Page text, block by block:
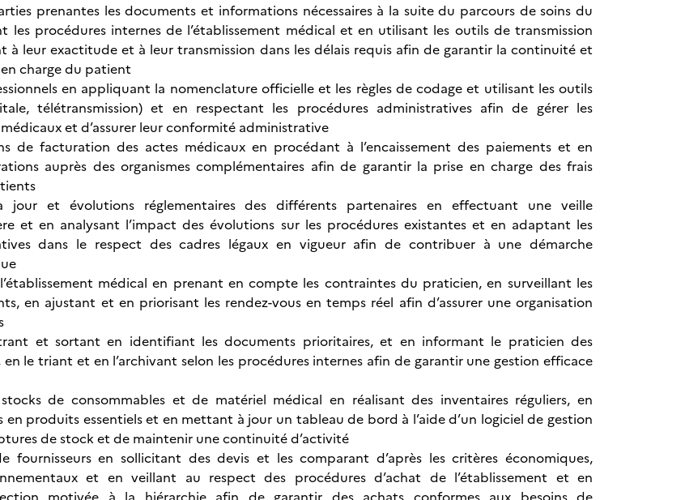
prenantes les documents et informations nécessaires à la suite du parcours de soins du
les procédures internes de l’établissement médical et en utilisant les outils de transmission
à leur exactitude et à leur transmission dans les délais requis afin de garantir la continuité et
charge du patient
en appliquant la nomenclature officielle et les règles de codage et utilisant les outils
télétransmission) et en respectant les procédures administratives afin de gérer les
et d’assurer leur conformité administrative
de facturation des actes médicaux en procédant à l’encaissement des paiements et en
auprès des organismes complémentaires afin de garantir la prise en charge des frais
jour et évolutions réglementaires des différents partenaires en effectuant une veille
et en analysant l’impact des évolutions sur les procédures existantes et en adaptant les
dans le respect des cadres légaux en vigueur afin de contribuer à une démarche
l’établissement médical en prenant en compte les contraintes du praticien, en surveillant les
en ajustant et en priorisant les rendez-vous en temps réel afin d’assurer une organisation
et sortant en identifiant les documents prioritaires, et en informant le praticien des
le triant et en l’archivant selon les procédures internes afin de garantir une gestion efficace
de consommables et de matériel médical en réalisant des inventaires réguliers, en
produits essentiels et en mettant à jour un tableau de bord à l’aide d’un logiciel de gestion
de stock et de maintenir une continuité d’activité
fournisseurs en sollicitant des devis et les comparant d’après les critères économiques,
et en veillant au respect des procédures d’achat de l’établissement et en